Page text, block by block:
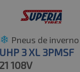
Pneus de inverno
3 XL 3PMSF
108V